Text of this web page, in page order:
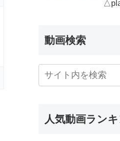
動画検索
人気動画ランキ